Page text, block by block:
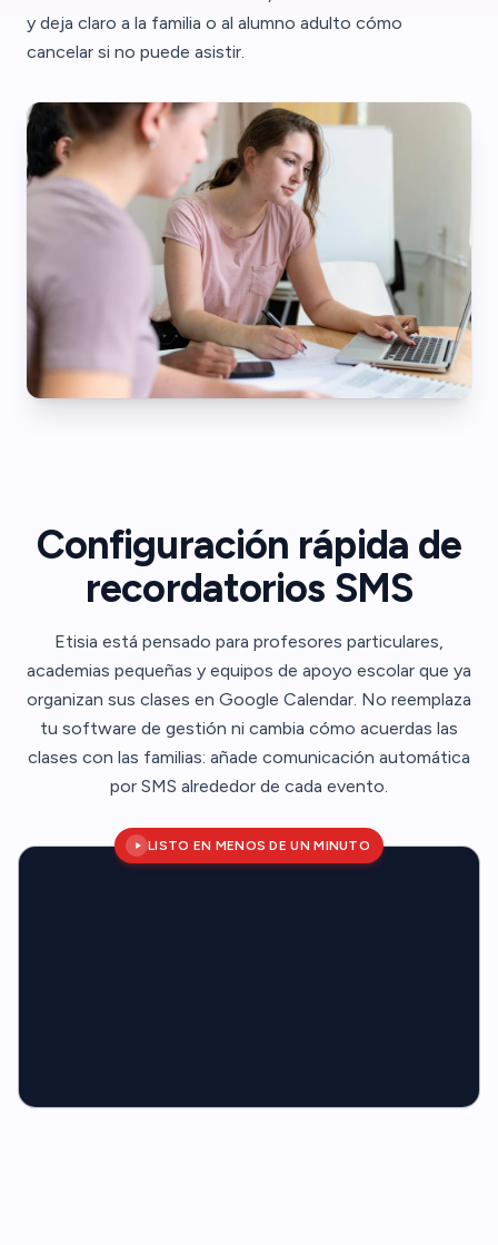
y deja claro a la familia o al alumno adulto cómo
cancelar si no puede asistir.
Configuración rápida de
recordatorios SMS
Etisia está pensado para profesores particulares,
academias pequeñas y equipos de apoyo escolar que ya
organizan sus clases en Google Calendar. No reemplaza
tu software de gestión ni cambia cómo acuerdas las
clases con las familias: añade comunicación automática
por SMS alrededor de cada evento.
LISTO EN MENOS DE UN MINUTO